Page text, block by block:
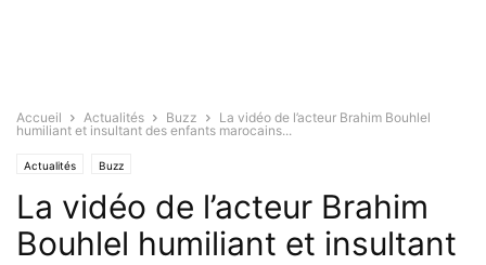
Accueil Actualités Buzz
La vidéo de l’acteur Brahim Bouhlel
humiliant et insultant des enfants marocains...
Actualités Buzz
La vidéo de l’acteur Brahim
Bouhlel humiliant et insultant